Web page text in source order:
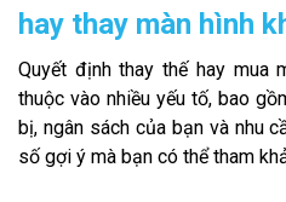
hay thay màn hình
Quyết định thay thế hay mua
thuộc vào nhiều yếu tố, bao
bị, ngân sách của bạn và nhu
số gợi ý mà bạn có thể tham